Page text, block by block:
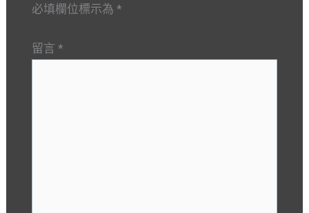
必填欄位標示為 *
留言 *